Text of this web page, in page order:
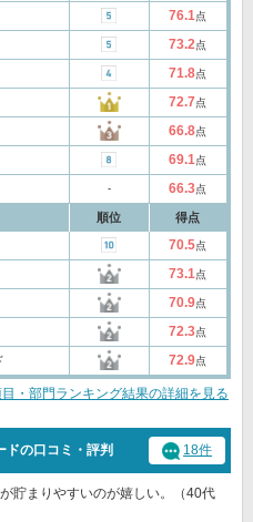
76.1点
73.2点
71.8点
72.7点
66.8点
69.1点
‐ 66.3点
順位 得点
70.5点
73.1点
70.9点
72.3点
72.9点
目・部門ランキング結果の詳細を見る
の口コミ・評判 18件
貯まりやすいのが嬉しい。（40代